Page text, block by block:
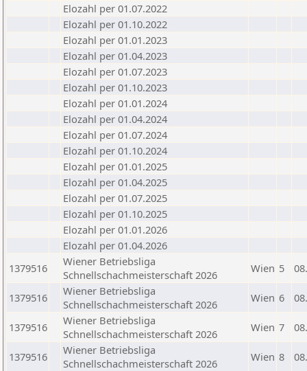
Elozahl per 01.07.2022
Elozahl per 01.10.2022
Elozahl per 01.01.2023
Elozahl per 01.04.2023
Elozahl per 01.07.2023
Elozahl per 01.10.2023
Elozahl per 01.01.2024
Elozahl per 01.04.2024
Elozahl per 01.07.2024
Elozahl per 01.10.2024
Elozahl per 01.01.2025
Elozahl per 01.04.2025
Elozahl per 01.07.2025
Elozahl per 01.10.2025
Elozahl per 01.01.2026
Elozahl per 01.04.2026
1379516
Wiener Betriebsliga
Schnellschachmeisterschaft 2026
Wien 5
1379516
Wiener Betriebsliga
Schnellschachmeisterschaft 2026
Wien 6
1379516
Wiener Betriebsliga
Schnellschachmeisterschaft 2026
Wien 7
1379516
Wiener Betriebsliga
Schnellschachmeisterschaft 2026
Wien 8